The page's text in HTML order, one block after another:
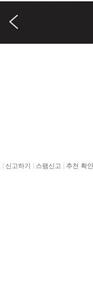
신고하기 스팸신고 추천 확인